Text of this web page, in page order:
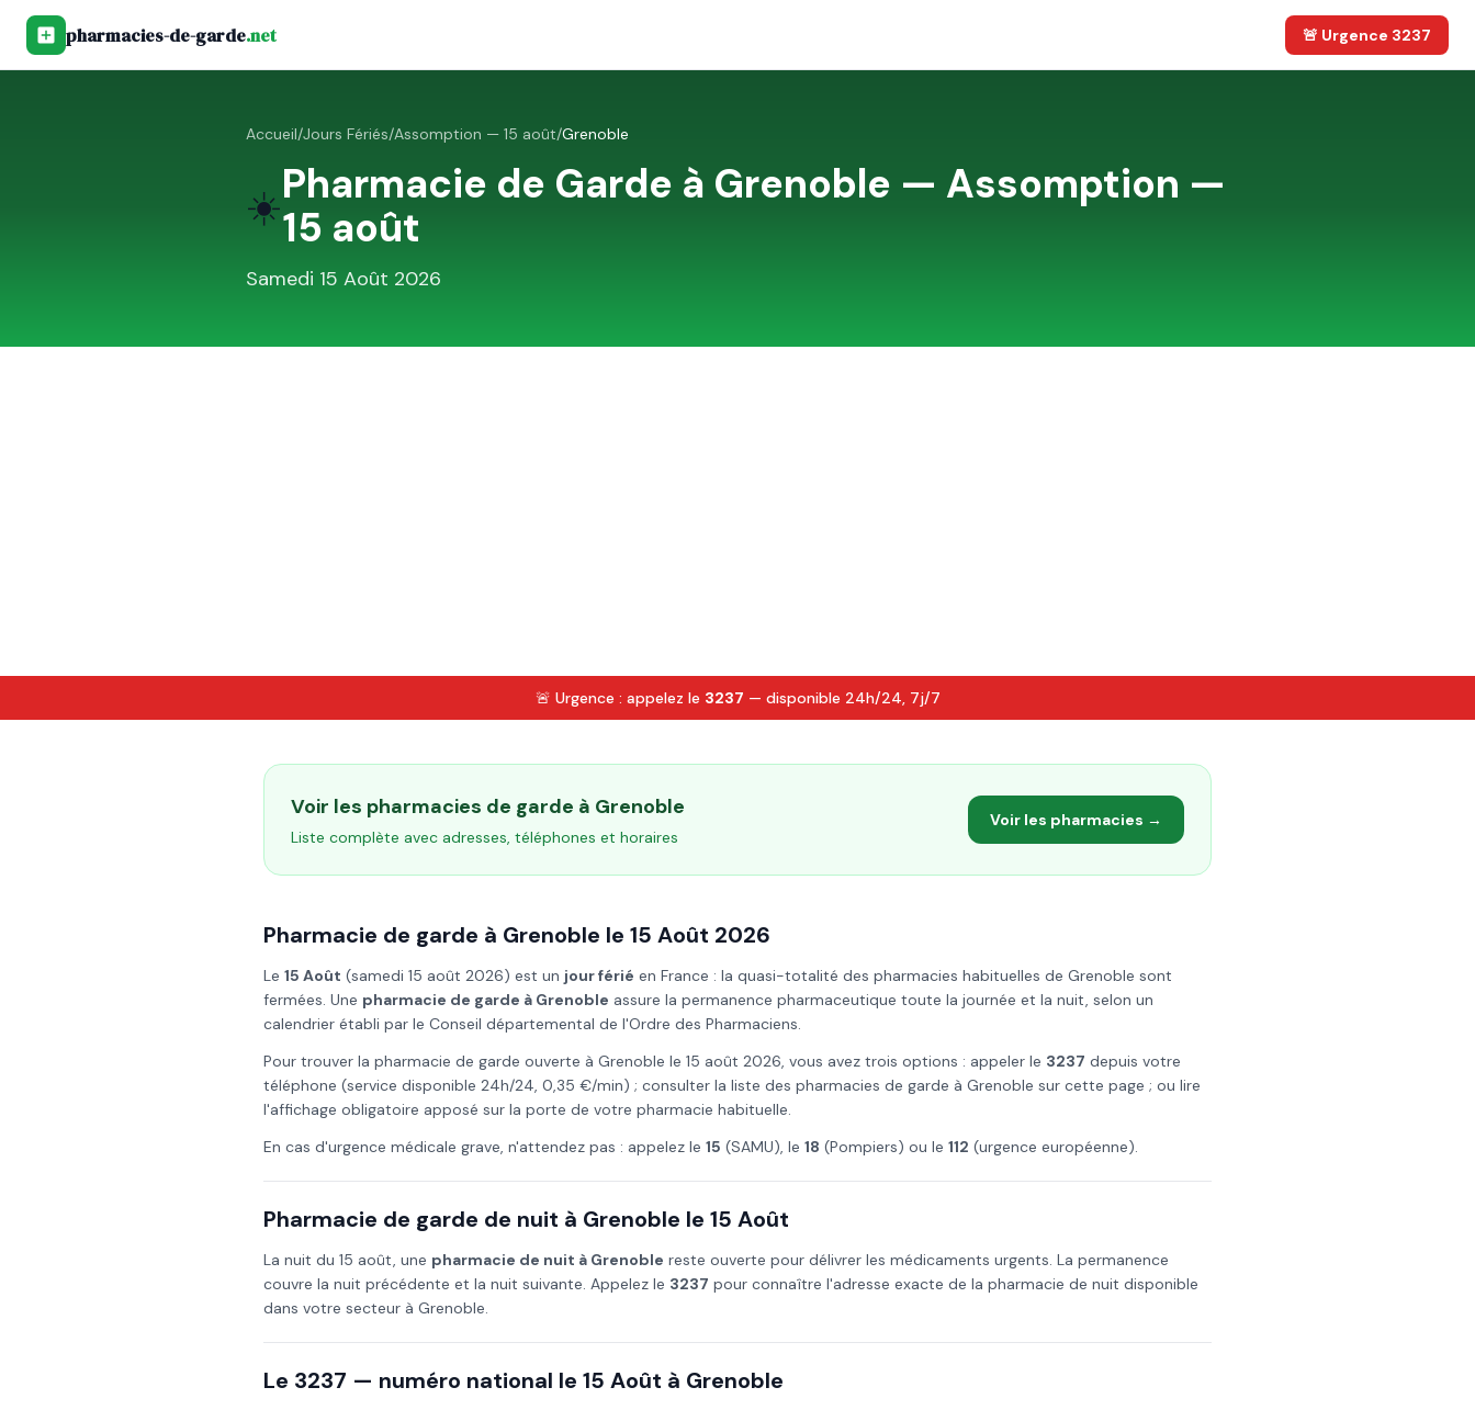
pharmacies-de-garde.net 🚨 Urgence 3237
Accueil/Jours Fériés/Assomption — 15 août/Grenoble
☀️Pharmacie de Garde à Grenoble — Assomption —
15 août
Samedi 15 Août 2026
🚨 Urgence : appelez le 3237 — disponible 24h/24, 7j/7
Voir les pharmacies de garde à Grenoble
Liste complète avec adresses, téléphones et horaires
Voir les pharmacies →
Pharmacie de garde à Grenoble le 15 Août 2026
Le 15 Août (samedi 15 août 2026) est un jour férié en France : la quasi-totalité des pharmacies habituelles de Grenoble sont
fermées. Une pharmacie de garde à Grenoble assure la permanence pharmaceutique toute la journée et la nuit, selon un
calendrier établi par le Conseil départemental de l'Ordre des Pharmaciens.
Pour trouver la pharmacie de garde ouverte à Grenoble le 15 août 2026, vous avez trois options : appeler le 3237 depuis votre
téléphone (service disponible 24h/24, 0,35 €/min) ; consulter la liste des pharmacies de garde à Grenoble sur cette page ; ou lire
l'affichage obligatoire apposé sur la porte de votre pharmacie habituelle.
En cas d'urgence médicale grave, n'attendez pas : appelez le 15 (SAMU), le 18 (Pompiers) ou le 112 (urgence européenne).
Pharmacie de garde de nuit à Grenoble le 15 Août
La nuit du 15 août, une pharmacie de nuit à Grenoble reste ouverte pour délivrer les médicaments urgents. La permanence
couvre la nuit précédente et la nuit suivante. Appelez le 3237 pour connaître l'adresse exacte de la pharmacie de nuit disponible
dans votre secteur à Grenoble.
Le 3237 — numéro national le 15 Août à Grenoble